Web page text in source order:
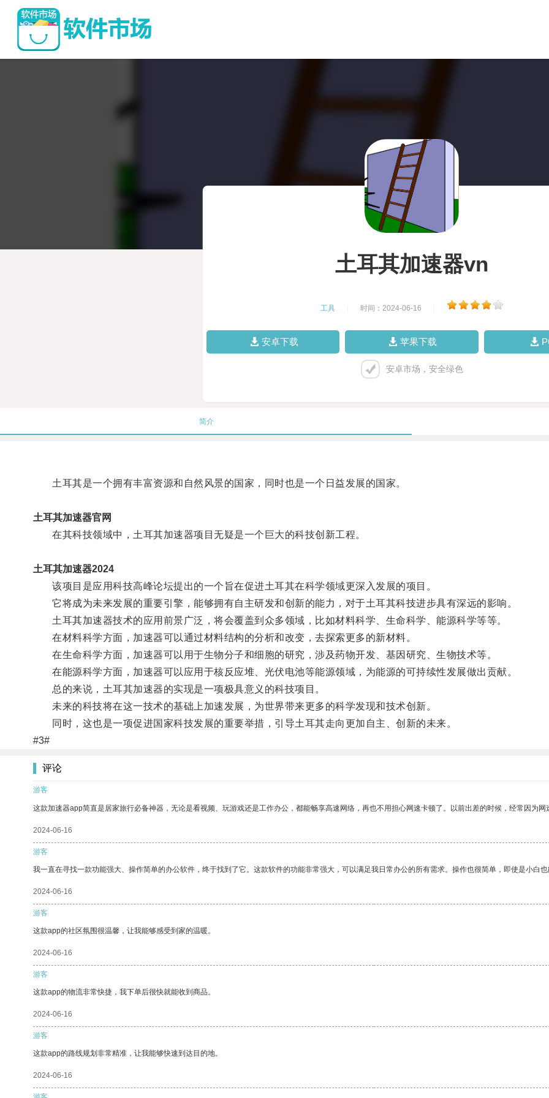
土耳其加速器vn
工具 时间：2024-06-16
安卓下载 苹果下载
安卓市场，安全绿色
简介
土耳其是一个拥有丰富资源和自然风景的国家，同时也是一个日益发展的国家。
土耳其加速器官网
在其科技领域中，土耳其加速器项目无疑是一个巨大的科技创新工程。
土耳其加速器2024
该项目是应用科技高峰论坛提出的一个旨在促进土耳其在科学领域更深入发展的项目。
它将成为未来发展的重要引擎，能够拥有自主研发和创新的能力，对于土耳其科技进步具有深远的影响。
土耳其加速器技术的应用前景广泛，将会覆盖到众多领域，比如材料科学、生命科学、能源科学等等。
在材料科学方面，加速器可以通过材料结构的分析和改变，去探索更多的新材料。
在生命科学方面，加速器可以用于生物分子和细胞的研究，涉及药物开发、基因研究、生物技术等。
在能源科学方面，加速器可以应用于核反应堆、光伏电池等能源领域，为能源的可持续性发展做出贡献。
总的来说，土耳其加速器的实现是一项极具意义的科技项目。
未来的科技将在这一技术的基础上加速发展，为世界带来更多的科学发现和技术创新。
同时，这也是一项促进国家科技发展的重要举措，引导土耳其走向更加自主、创新的未来。
#3#
评论
游客
这款加速器app简直是居家旅行必备神器，无论是看视频、玩游戏还是工作办公，都能畅享高速网络，再也不用担心网速卡顿了。以前出差的时候，经常因为
2024-06-16
游客
我一直在寻找一款功能强大、操作简单的办公软件，终于找到了它。这款软件的功能非常强大，可以满足我日常办公的所有需求。操作也很简单，即使是小白也
2024-06-16
游客
这款app的社区氛围很温馨，让我能够感受到家的温暖。
2024-06-16
游客
这款app的物流非常快捷，我下单后很快就能收到商品。
2024-06-16
游客
这款app的路线规划非常精准，让我能够快速到达目的地。
2024-06-16